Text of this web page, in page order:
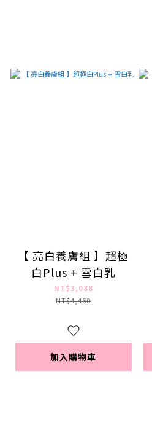
【 亮白養膚組 】超極
白Plus + 雪白乳
NT$3,088
NT$4,460
加入購物車